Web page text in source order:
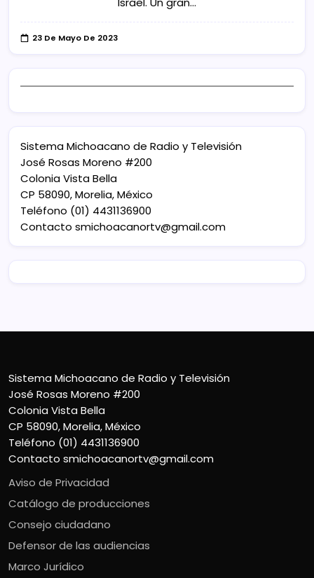
23 De Mayo De 2023
Sistema Michoacano de Radio y Televisión
José Rosas Moreno #200
Colonia Vista Bella
CP 58090, Morelia, México
Teléfono (01) 4431136900
Contacto smichoacanortv@gmail.com
Sistema Michoacano de Radio y Televisión
José Rosas Moreno #200
Colonia Vista Bella
CP 58090, Morelia, México
Teléfono (01) 4431136900
Contacto smichoacanortv@gmail.com
Aviso de Privacidad
Catálogo de producciones
Consejo ciudadano
Defensor de las audiencias
Marco Jurídico